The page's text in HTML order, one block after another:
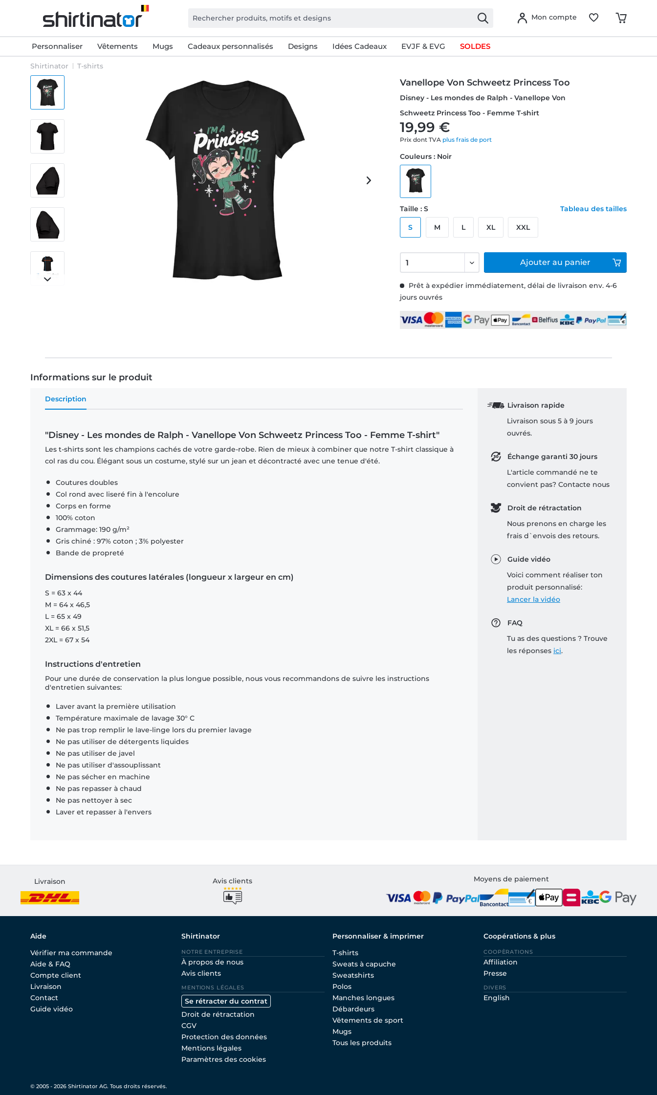
Mon compte
Personnaliser Vêtements Mugs Cadeaux personnalisés Designs Idées Cadeaux EVJF & EVG SOLDES
Shirtinator T-shirts
Vanellope Von Schweetz Princess Too
Disney - Les mondes de Ralph - Vanellope Von
Schweetz Princess Too - Femme T-shirt
19,99 €
Prix dont TVA plus frais de port
Prêt à expédier immédiatement, délai de livraison env. 4-6
jours ouvrés
Couleurs : Noir
Taille : S Tableau des tailles
S M L XL XXL
Ajouter au panier
Informations sur le produit
Description
"Disney - Les mondes de Ralph - Vanellope Von Schweetz Princess Too - Femme T-shirt"
Les t-shirts sont les champions cachés de votre garde-robe. Rien de mieux à combiner que notre T-shirt classique à
col ras du cou. Élégant sous un costume, stylé sur un jean et décontracté avec une tenue d'été.
Coutures doubles
Col rond avec liseré fin à l'encolure
Corps en forme
100% coton
Grammage: 190 g/m²
Gris chiné : 97% coton ; 3% polyester
Bande de propreté
Dimensions des coutures latérales (longueur x largeur en cm)
S = 63 x 44
M = 64 x 46,5
L = 65 x 49
XL = 66 x 51,5
2XL = 67 x 54
Instructions d'entretien
Pour une durée de conservation la plus longue possible, nous vous recommandons de suivre les instructions
d'entretien suivantes:
Laver avant la première utilisation
Température maximale de lavage 30° C
Ne pas trop remplir le lave-linge lors du premier lavage
Ne pas utiliser de détergents liquides
Ne pas utiliser de javel
Ne pas utiliser d'assouplissant
Ne pas sécher en machine
Ne pas repasser à chaud
Ne pas nettoyer à sec
Laver et repasser à l'envers
Livraison rapide
Livraison sous 5 à 9 jours
ouvrés.
Échange garanti 30 jours
L'article commandé ne te
convient pas? Contacte nous
Droit de rétractation
Nous prenons en charge les
frais d`envois des retours.
Guide vidéo
Voici comment réaliser ton
produit personnalisé:
Lancer la vidéo
FAQ
Tu as des questions ? Trouve
les réponses ici.
Livraison Avis clients Moyens de paiement
Aide
Vérifier ma commande
Aide & FAQ
Compte client
Livraison
Contact
Guide vidéo
Shirtinator
NOTRE ENTREPRISE
À propos de nous
Avis clients
MENTIONS LÉGALES
Se rétracter du contrat
Droit de rétractation
CGV
Protection des données
Mentions légales
Paramètres des cookies
Personnaliser & imprimer
T-shirts
Sweats à capuche
Sweatshirts
Polos
Manches longues
Débardeurs
Vêtements de sport
Mugs
Tous les produits
Coopérations & plus
COOPÈRATIONS
Affiliation
Presse
DIVERS
English
© 2005 - 2026 Shirtinator AG. Tous droits réservés.